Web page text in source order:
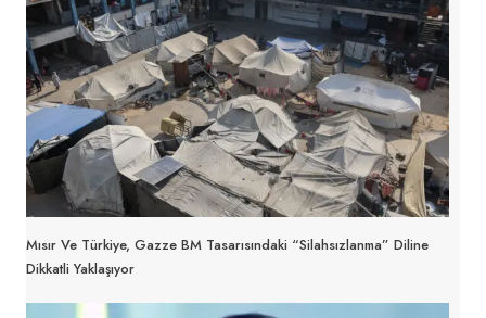
Mısır Ve Türkiye, Gazze BM Tasarısındaki “silahsızlanma” Diline
Dikkatli Yaklaşıyor